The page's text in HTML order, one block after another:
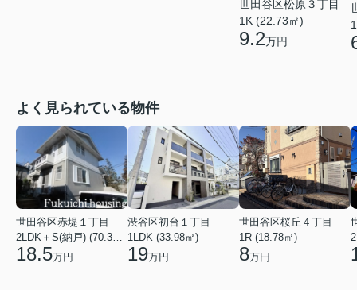
世田谷区松原３丁目
1K (22.73㎡)
9.2万円
よく見られている物件
世田谷区赤堤１丁目
18.5万円
渋谷区初台１丁目
1LDK (33.98㎡)
19万円
世田谷区桜丘４丁目
1R (18.78㎡)
8万円